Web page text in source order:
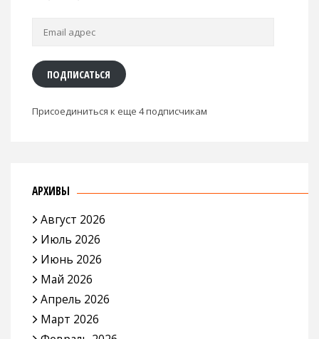
Email
ПОДПИСАТЬСЯ
Присоединиться к еще 4 подписчикам
АРХИВЫ
Август 2026
Июль 2026
Июнь 2026
Май 2026
Апрель 2026
Март 2026